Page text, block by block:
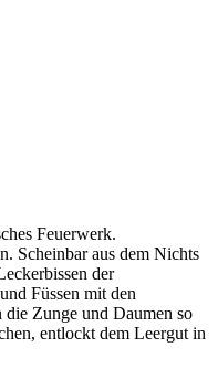
Feuerwerk.
Scheinbar aus dem Nichts
der
Füssen mit den
die Zunge und Daumen so
entlockt dem Leergut in